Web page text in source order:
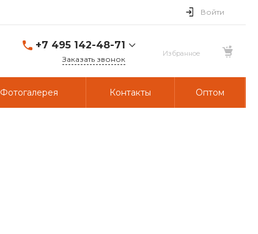
Войти
+7 495 142-48-71
Заказать звонок
Фотогалерея Контакты Оптом